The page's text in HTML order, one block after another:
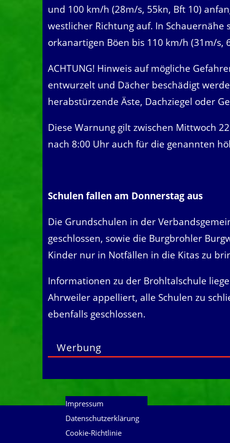
und 100 km/h (28m/s, 55kn, Bft 10)
westlicher Richtung auf. In
orkanartigen Böen bis 110 km/h (31m/s,
ACHTUNG! Hinweis auf mögliche
entwurzelt und Dächer beschädigt
herabstürzende Äste, Dachziegel oder
Diese Warnung gilt zwischen Mittwoch
nach 8:00 Uhr auch für die genannten
Schulen fallen am Donnerstag aus
Die Grundschulen in der
geschlossen, sowie die Burgbrohler
Kinder nur in Notfällen in die Kitas zu
Informationen zu der Brohltalschule
Ahrweiler appelliert, alle Schulen zu
ebenfalls geschlossen.
Werbung
Impressum
Datenschutzerklärung
Cookie-Richtlinie